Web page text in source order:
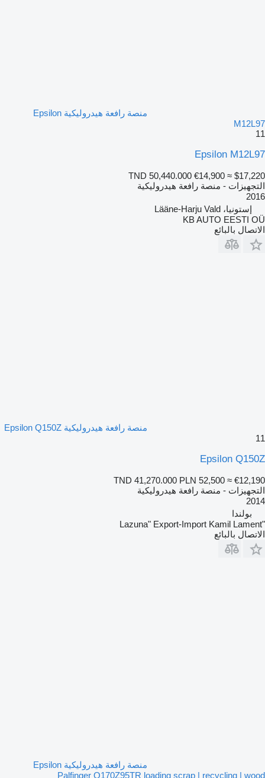
منصة رافعة هيدروليكية Epsilon
M12L97
11
Epsilon M12L97
TND 50,440.000 €14,900 ≈ $17,220
التجهيزات - منصة رافعة هيدروليكية
2016
إستونيا، Lääne-Harju Vald
KB AUTO EESTI OÜ
الاتصال بالبائع
منصة رافعة هيدروليكية Epsilon Q150Z
11
Epsilon Q150Z
TND 41,270.000 PLN 52,500 ≈ €12,190
التجهيزات - منصة رافعة هيدروليكية
2014
بولندا
"Lazuna" Export-Import Kamil Lament
الاتصال بالبائع
منصة رافعة هيدروليكية Epsilon
Palfinger Q170Z95TR loading scrap | recycling | wood